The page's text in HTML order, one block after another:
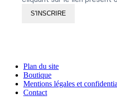
S'INSCRIRE
Plan du site
Boutique
Mentions légales et
Contact